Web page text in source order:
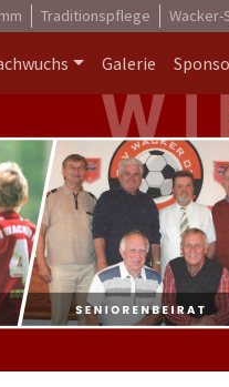
Traditionspflege Wacker-
Galerie